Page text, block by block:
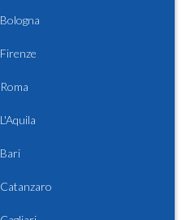
Bologna
Firenze
Roma
L'Aquila
Bari
Catanzaro